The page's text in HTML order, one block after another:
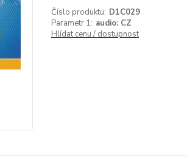
Číslo produktu: D1C029
Parametr 1: audio: CZ
Hlídat cenu / dostupnost